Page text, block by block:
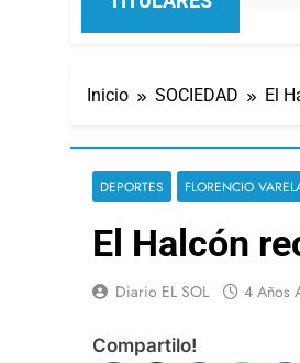
Inicio SOCIEDAD El
DEPORTES FLORENCIO
El Halcón
Diario EL SOL 4 Años
Compartilo!